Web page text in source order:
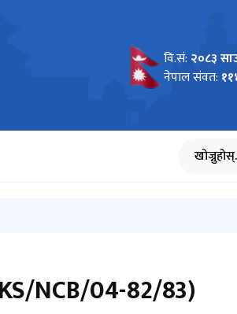
वि.सं: २०८३
नेपाल संवत:
खोज्नुहोस्
NCB/04-82/83)